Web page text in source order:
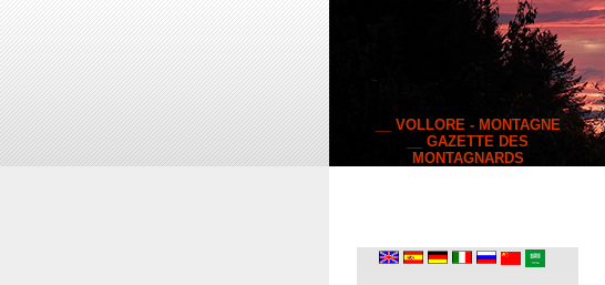
__ VOLLORE - MONTAGNE
__ GAZETTE DES
MONTAGNARDS